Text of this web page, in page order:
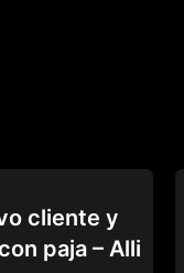
cliente y
paja – Alli